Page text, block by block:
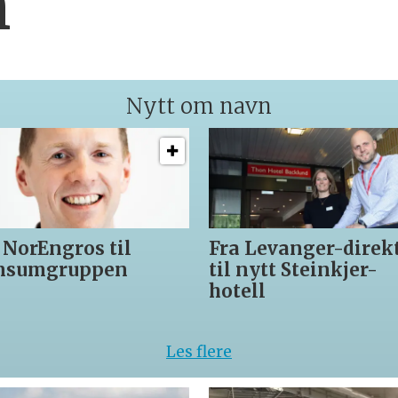
Nytt om navn
Levanger-direktør
Steinkjer-
12 lærlinger får
med Asko
kokke-VM
Les flere